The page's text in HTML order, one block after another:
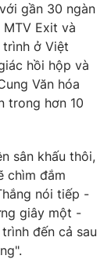
gần 30 ngàn
Exit và
ở Việt
hồi hộp và
Văn hóa
trong hơn 10
sân khấu thôi,
chìm đắm
nói tiếp -
giây một -
đến cả sau